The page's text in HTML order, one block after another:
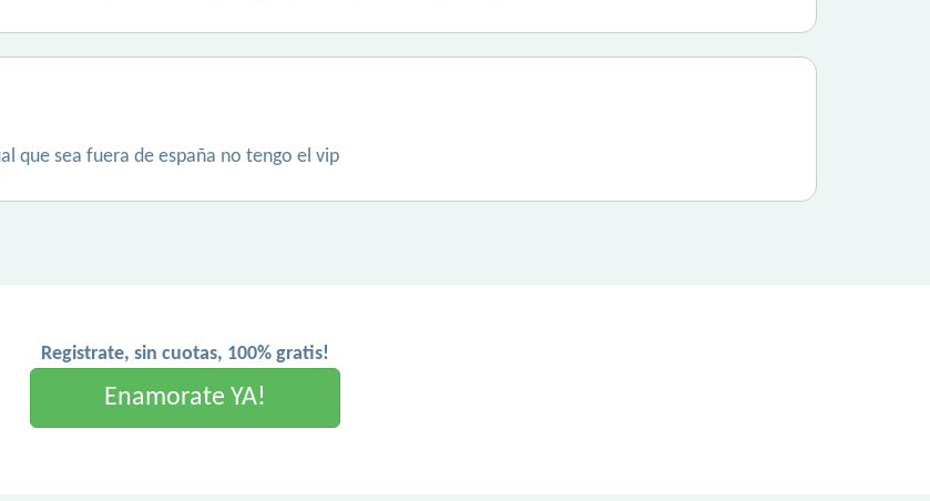
que sea fuera de españa no tengo el vip
Registrate, sin cuotas, 100% gratis!
Enamorate YA!